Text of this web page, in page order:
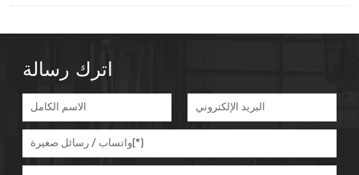
اترك رسالة